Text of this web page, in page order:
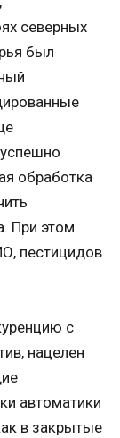
северных
был
обработка
При этом
пестицидов
с
нацелен
автоматики
в закрытые